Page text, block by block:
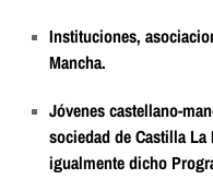
Instituciones,
Mancha.
Jóvenes castellano-
sociedad de Castilla
igualmente dicho